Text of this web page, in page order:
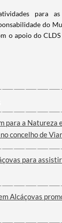
para
do
o apoio do
para a Natureza
concelho de
para assistir
Alcáçovas